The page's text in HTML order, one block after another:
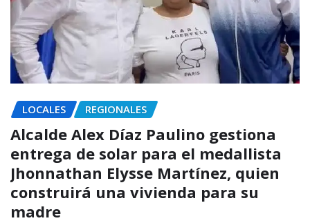
LOCALES REGIONALES
Alcalde Alex Díaz Paulino gestiona
entrega de solar para el medallista
Jhonnathan Elysse Martínez, quien
construirá una vivienda para su
madre